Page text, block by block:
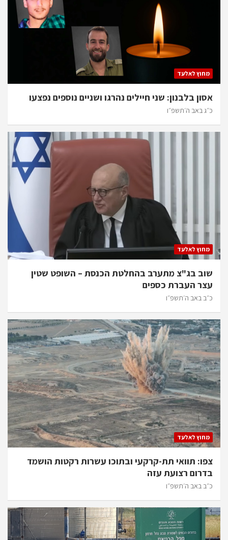
מחוץ לאלעד
אסון בלבנון: שני חיילים נהרגו ושניים נוספים נפצעו
כ״ג באב ה׳תשפ״ו
מחוץ לאלעד
שוב בג"צ מתערב בהחלטת הכנסת – השופט שטין
עצר העברת כספים
כ״ב באב ה׳תשפ״ו
מחוץ לאלעד
צפו: תוואי תת-קרקעי ובתוכו עשרות רקטות הושמד
בדרום רצועת עזה
כ״ב באב ה׳תשפ״ו